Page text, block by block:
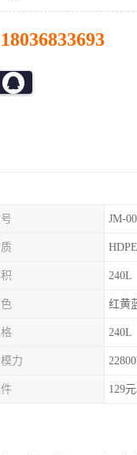
18036833693
JM-
HDPE
240L
红黄
240L
力
129